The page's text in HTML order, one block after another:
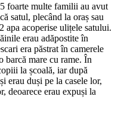
foarte multe familii au avut
satul, plecând la oraș sau
apa acoperise ulițele satului.
erau adăpostite în
era păstrat în camerele
barcă mare cu rame. În
la școală, iar după
erau duși pe la casele lor,
deoarece erau expuși la